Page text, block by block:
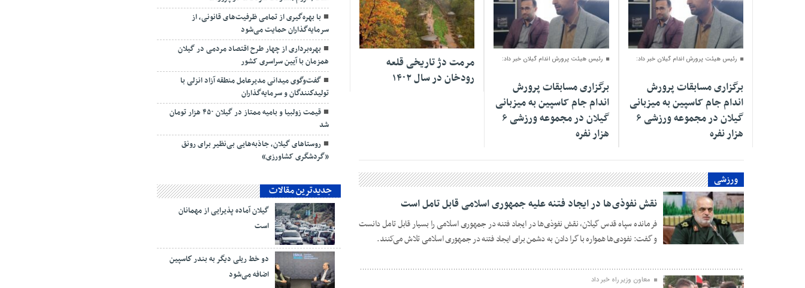
۳۰ اردیبهشت ۱۴۰۳
رئیس هیئت پرورش اندام گیلان خبر داد:
برگزاری مسابقات پرورش
اندام جام کاسپین به میزبانی
گیلان در مجموعه ورزشی ۶
هزار نفره
۲۹ اردیبهشت ۱۴۰۳
رئیس هیئت پرورش اندام گیلان خبر داد:
برگزاری مسابقات پرورش
اندام جام کاسپین به میزبانی
گیلان در مجموعه ورزشی ۶
هزار نفره
۲۱ آبان ۱۴۰۲
مرمت دژ تاریخی قلعه
رودخان در سال ۱۴۰۲
ورزشی
۲۰ مهر ۱۴۰۱
نقش نفوذی ها در ایجاد فتنه علیه جمهوری اسلامی قابل تامل است
فرمانده سپاه قدس گیلان، نقش نفوذی‌ها در ایجاد فتنه در جمهوری اسلامی را بسیار قابل تامل دانست
و گفت: نفودی‌ها همواره با گرا دادن به دشمن برای ایجاد فتنه در جمهوری اسلامی تلاش می‌کنند.
معاون وزیر راه خبر داد
با بهره‌گیری از تمامی ظرفیت‌های قانونی، از
سرمایه‌گذاران حمایت می‌شود
بهره‌برداری از چهار طرح اقتصاد مردمی در گیلان
همزمان با آیین سراسری کشور
گفت‌وگوی میدانی مدیرعامل منطقه آزاد انزلی با
تولیدكنندگان و سرمایه‌گذاران
قیمت زولبیا و بامیه ممتاز در گیلان ۴۵۰ هزار تومان
شد
روستاهای گیلان، جاذبه‌هایی بی‌نظیر برای رونق
«گردشگری کشاورزی»
جدیدترین مقالات
گیلان آماده پذیرایی‌ از مهمانان
است
دو خط ریلی دیگر به بندر كاسپین
اضافه می‌شود